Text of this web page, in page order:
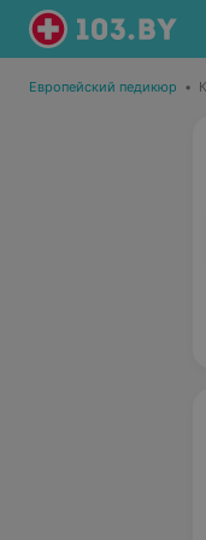
Европейский педикюр •